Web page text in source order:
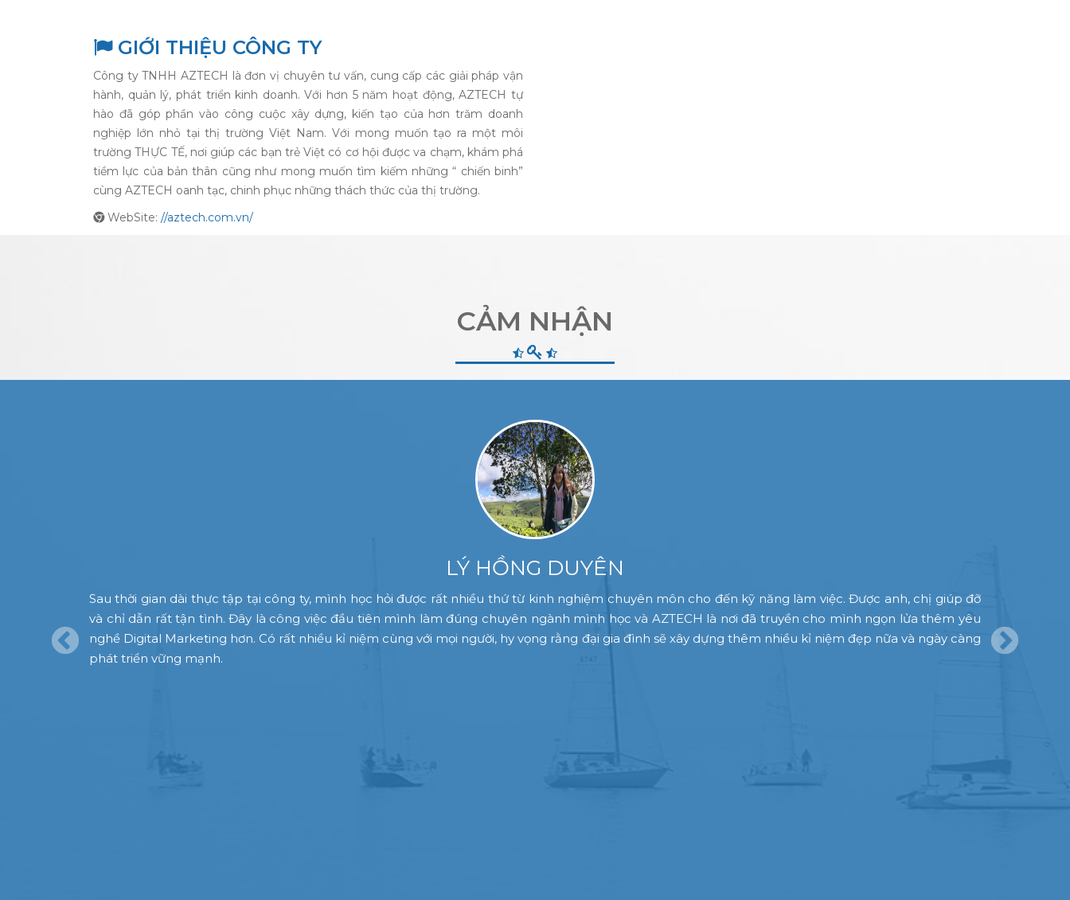
GIỚI THIỆU CÔNG TY
Công ty TNHH AZTECH là đơn vị chuyên tư vấn, cung cấp các giải pháp vận
hành, quản lý, phát triển kinh doanh. Với hơn 5 năm hoạt động, AZTECH tự
hào đã góp phần vào công cuộc xây dựng, kiến tạo của hơn trăm doanh
nghiệp lớn nhỏ tại thị trường Việt Nam. Với mong muốn tạo ra một môi
trường THỰC TẾ, nơi giúp các bạn trẻ Việt có cơ hội được va chạm, khám phá
tiềm lực của bản thân cũng như mong muốn tìm kiếm những “ chiến binh”
cùng AZTECH oanh tạc, chinh phục những thách thức của thị trường.
WebSite: //aztech.com.vn/
CẢM NHẬN
khi phải
LÝ HỒNG DUYÊN
Sau thời gian dài thực tập tại công ty, mình học hỏi được rất nhiều thứ từ kinh nghiệm chuyên môn cho đến kỹ năng làm việc. Được anh, chị giúp đỡ
và chỉ dẫn rất tận tình. Đây là công việc đầu tiên mình làm đúng chuyên ngành mình học và AZTECH là nơi đã truyền cho mình ngọn lửa thêm yêu
nghề Digital Marketing hơn. Có rất nhiều kỉ niệm cùng với mọi người, hy vọng rằng đại gia đình sẽ xây dựng thêm nhiều kỉ niệm đẹp nữa và ngày càng
phát triển vững mạnh.
có chỉ là
nhận; và
“ Đừng cố